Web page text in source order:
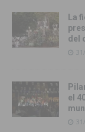
La
del
el